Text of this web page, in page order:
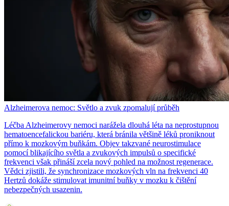
Alzheimerova nemoc: Světlo a zvuk zpomalují průběh
Léčba Alzheimerovy nemoci narážela dlouhá léta na neprostupnou
hematoencefalickou bariéru, která bránila většině léků proniknout
přímo k mozkovým buňkám. Objev takzvané neurostimulace
pomocí blikajícího světla a zvukových impulsů o specifické
frekvenci však přináší zcela nový pohled na možnost regenerace.
Vědci zjistili, že synchronizace mozkových vln na frekvenci 40
Hertzů dokáže stimulovat imunitní buňky v mozku k čištění
nebezpečných usazenin.